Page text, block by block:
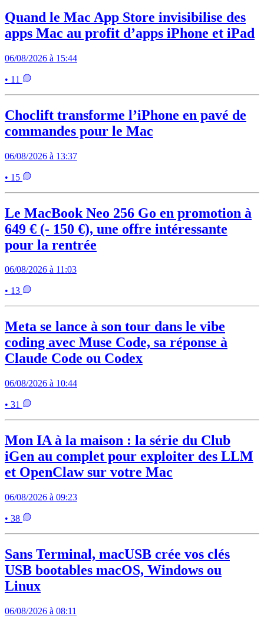
Quand le Mac App Store invisibilise des
apps Mac au profit d’apps iPhone et iPad
06/08/2026 à 15:44
• 11
Choclift transforme l’iPhone en pavé de
commandes pour le Mac
06/08/2026 à 13:37
• 15
Le MacBook Neo 256 Go en promotion à
649 € (- 150 €), une offre intéressante
pour la rentrée
06/08/2026 à 11:03
• 13
Meta se lance à son tour dans le vibe
coding avec Muse Code, sa réponse à
Claude Code ou Codex
06/08/2026 à 10:44
• 31
Mon IA à la maison : la série du Club
iGen au complet pour exploiter des LLM
et OpenClaw sur votre Mac
06/08/2026 à 09:23
• 38
Sans Terminal, macUSB crée vos clés
USB bootables macOS, Windows ou
Linux
06/08/2026 à 08:11